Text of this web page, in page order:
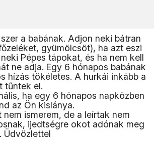
a babának. Adjon neki bátran
gyümölcsöt), ha azt eszi
Pépes tápokat, és ha nem kell
ne adja. Egy 6 hónapos babának
hízás tökéletes. A hurkái inkább a
tűntek el.
ha egy 6 hónapos napközben
az Ön kislánya.
nem ismerem, de a leírtak nem
ijedtségre okot adónak meg
Üdvözlettel